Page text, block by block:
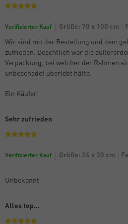
Verifizierter Kauf Größe: 70 x 100 cm
Wir sind mit der Bestellung und dem
zufrieden. Beachtlich war die
Verpackung, bei welcher der Rahmen
unbeschadet überlebt hätte.
Ein Käufer!
Sehr zufrieden
Verifizierter Kauf Größe: 24 x 30 cm
Unbekannt
Alles top...